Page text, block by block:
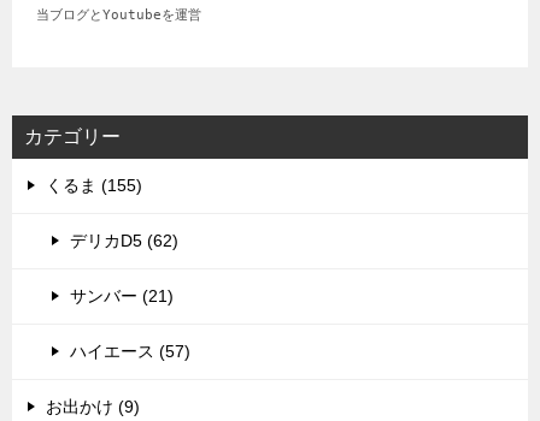
当ブログとYoutubeを運営
カテゴリー
くるま (155)
デリカD5 (62)
サンバー (21)
ハイエース (57)
お出かけ (9)